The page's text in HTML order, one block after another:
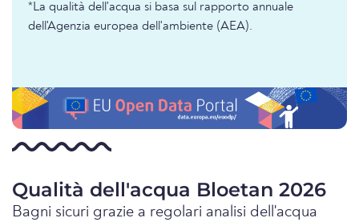
*La qualità dell'acqua si basa sul rapporto annuale
dell'Agenzia europea dell'ambiente (AEA).
Qualità dell'acqua Bloetan 2026
Bagni sicuri grazie a regolari analisi dell'acqua